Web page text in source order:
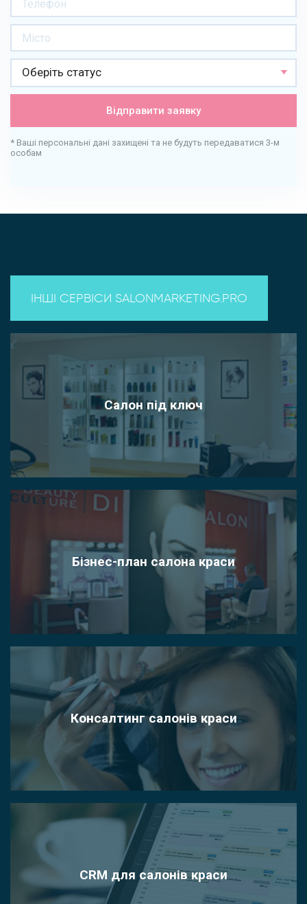
Оберіть статус
Відправити заявку
* Ваші персональні дані захищені та не будуть передаватися 3-м
особам
ІНШІ СЕРВІСИ SALONMARKETING.PRO
Салон під ключ
Бізнес-план салона краси
Консалтинг салонів краси
CRM для салонів краси